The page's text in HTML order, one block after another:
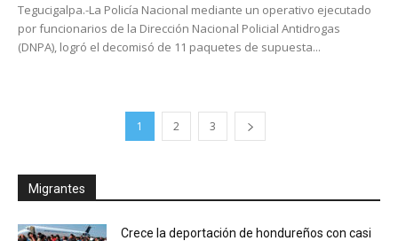
Tegucigalpa.-La Policía Nacional mediante un operativo ejecutado
por funcionarios de la Dirección Nacional Policial Antidrogas
(DNPA), logró el decomisó de 11 paquetes de supuesta...
1 2 3
Migrantes
Crece la deportación de hondureños con casi